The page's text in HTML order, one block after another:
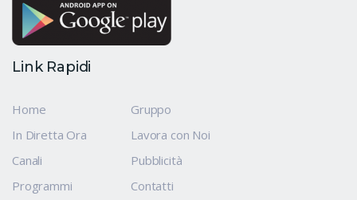
Link Rapidi
Home
In Diretta Ora
Canali
Programmi
Gruppo
Lavora con Noi
Pubblicità
Contatti